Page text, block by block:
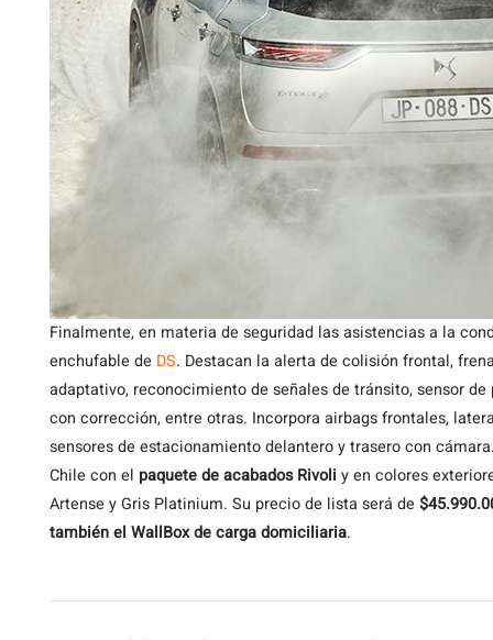
Finalmente, en materia de seguridad las asistencias a la
enchufable de DS. Destacan la alerta de colisión frontal,
adaptativo, reconocimiento de señales de tránsito, sensor
con corrección, entre otras. Incorpora airbags frontales,
sensores de estacionamiento delantero y trasero con
Chile con el paquete de acabados Rivoli y en colores
Artense y Gris Platinium. Su precio de lista será de
también el WallBox de carga domiciliaria.